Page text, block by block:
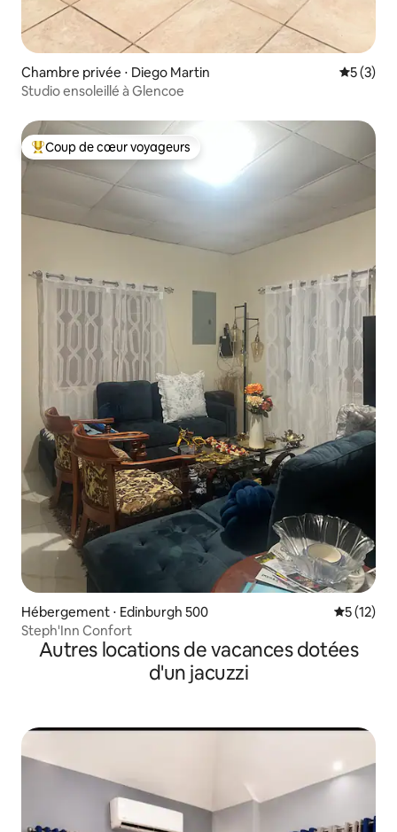
Chambre privée ⋅ Diego Martin
5 (3)
Studio ensoleillé à Glencoe
Coups de cœur voyageurs les plus appréciés
Coup de cœur voyageurs
Hébergement ⋅ Edinburgh 500
5 (12)
Steph'Inn Confort
Autres locations de vacances dotées
d'un jacuzzi